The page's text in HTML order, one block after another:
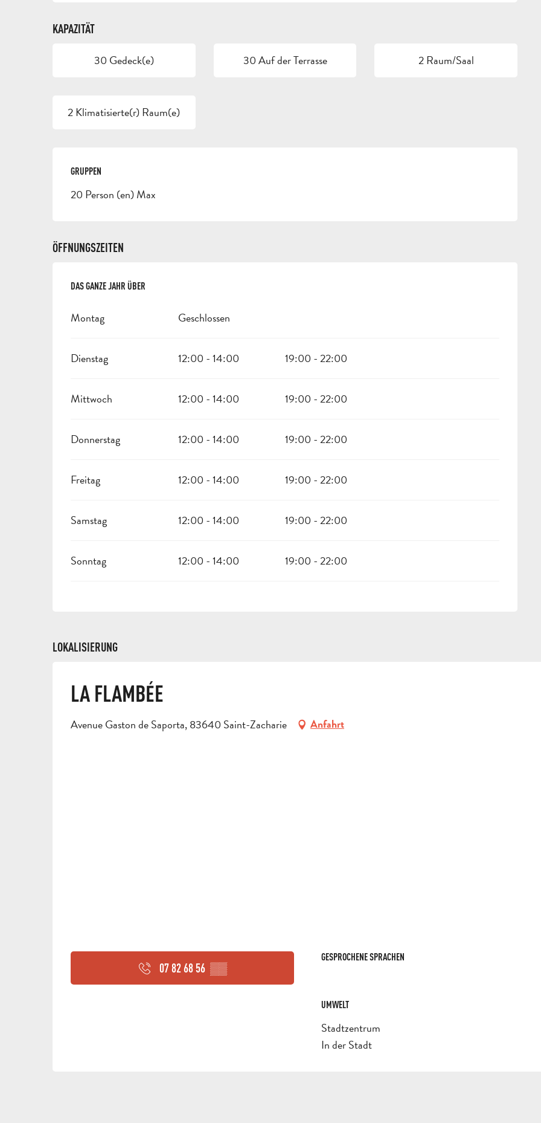
KAPAZITÄT
30 Gedeck(e) 30 Auf der Terrasse 2 Raum/Saal
2 Klimatisierte(r) Raum(e)
GRUPPEN
GRUPPEN
20 Person (en) Max
ÖFFNUNGSZEITEN
DAS GANZE JAHR ÜBER
DAS GANZE JAHR ÜBER
Montag Geschlossen
Dienstag 12:00 - 14:00 19:00 - 22:00
Mittwoch 12:00 - 14:00 19:00 - 22:00
Donnerstag 12:00 - 14:00 19:00 - 22:00
Freitag 12:00 - 14:00 19:00 - 22:00
Samstag 12:00 - 14:00 19:00 - 22:00
Sonntag 12:00 - 14:00 19:00 - 22:00
LOKALISIERUNG
LA FLAMBÉE
Avenue Gaston de Saporta, 83640 Saint-Zacharie Anfahrt
07 82 68 56 ▒▒
GESPROCHENE SPRACHEN
GESPROCHENE SPRACHEN
UMWELT
UMWELT
Stadtzentrum
In der Stadt